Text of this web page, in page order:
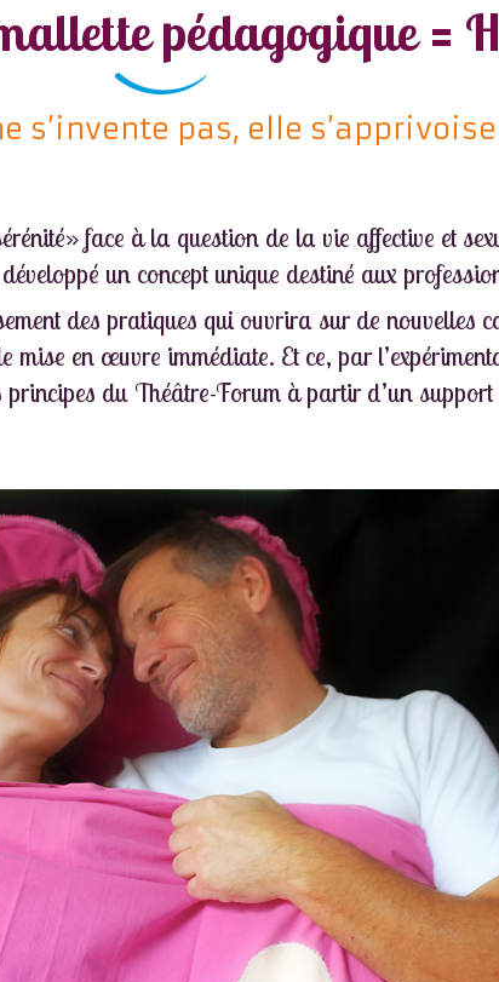
pédagogique =
s’invente pas, elle
face à la question de la vie affective et
un concept unique destiné aux
des pratiques qui ouvrira sur de nouvelles
mise en œuvre immédiate. Et ce, par
du Théâtre-Forum à partir d’un